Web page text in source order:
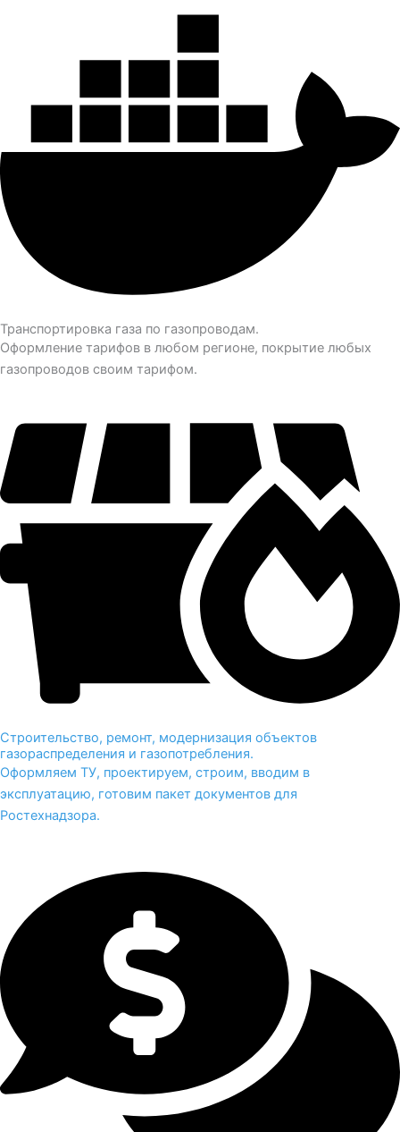
Транспортировка газа по газопроводам.
Оформление тарифов в любом регионе, покрытие любых
газопроводов своим тарифом.
Строительство, ремонт, модернизация объектов
газораспределения и газопотребления.
Оформляем ТУ, проектируем, строим, вводим в
эксплуатацию, готовим пакет документов для
Ростехнадзора.